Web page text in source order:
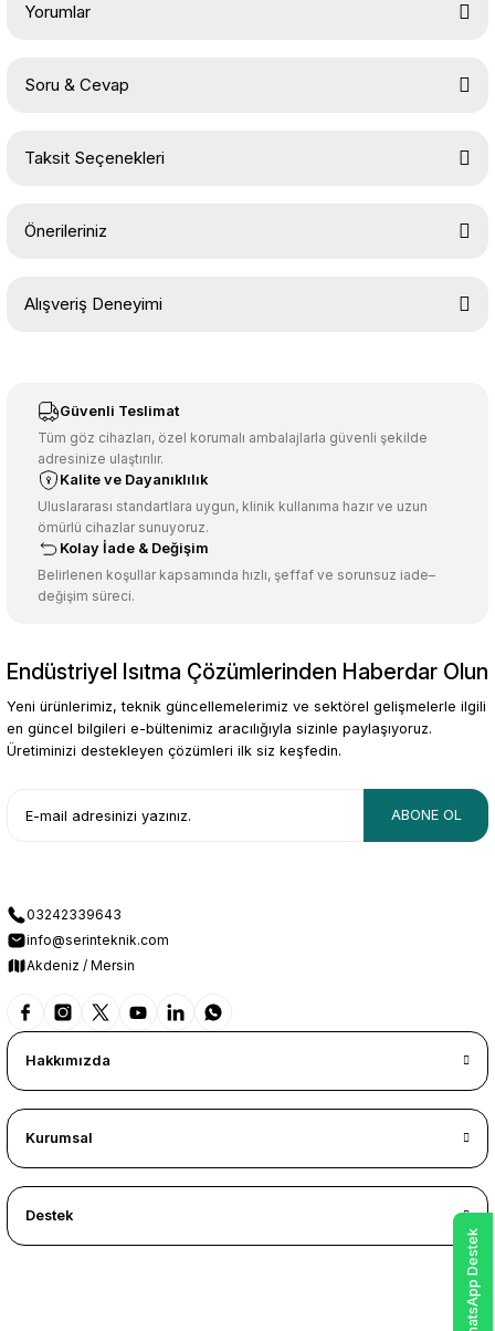
Yorumlar
Soru & Cevap
Taksit Seçenekleri
Önerileriniz
konularda yetersiz gördüğünüz noktaları öneri formunu kullanarak
Ürün resmi kalitesiz, bozuk veya görüntülenemiyor.
Ürün açıklamasında eksik bilgiler bulunuyor.
Ürün bilgilerinde hatalar bulunuyor.
Ürün fiyatı diğer sitelerden daha pahalı.
Bu ürüne benzer farklı alternatifler olmalı.
Gönder
Alışveriş Deneyimi
Güvenli Teslimat
Tüm göz cihazları, özel korumalı ambalajlarla güvenli şekilde
adresinize ulaştırılır.
Kalite ve Dayanıklılık
Uluslararası standartlara uygun, klinik kullanıma hazır ve uzun
ömürlü cihazlar sunuyoruz.
Kolay İade & Değişim
Belirlenen koşullar kapsamında hızlı, şeffaf ve sorunsuz iade–
değişim süreci.
Endüstriyel Isıtma Çözümlerinden Haberdar Olun
Yeni ürünlerimiz, teknik güncellemelerimiz ve sektörel gelişmelerle ilgili
en güncel bilgileri e-bültenimiz aracılığıyla sizinle paylaşıyoruz.
Üretiminizi destekleyen çözümleri ilk siz keşfedin.
ABONE OL
03242339643
info@serinteknik.com
Akdeniz / Mersin
Hakkımızda
Kurumsal
Destek
WhatsApp Destek